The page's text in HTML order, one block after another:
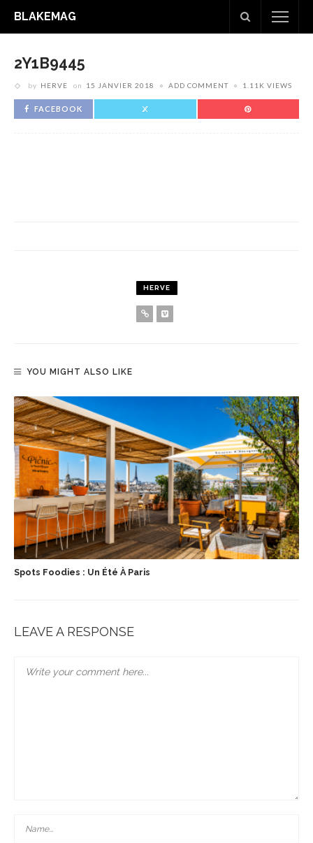
BLAKEMAG
2Y1B9445
by HERVE on 15 JANVIER 2018 ADD COMMENT 1.11K VIEWS
FACEBOOK
HERVE
YOU MIGHT ALSO LIKE
Spots Foodies : Un Été À Paris
LEAVE A RESPONSE